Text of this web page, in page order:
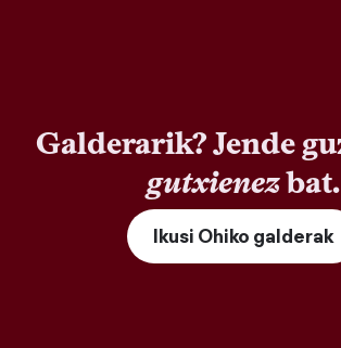
Galderarik? Jende
gutxienezbat.
Ikusi Ohiko galderak